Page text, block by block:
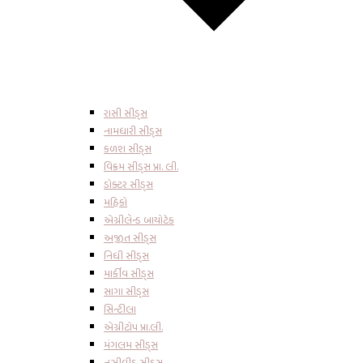
રાસી સીડ્સ
નામધારી સીડ્સ
કળશ સીડ્સ
વિક્રમ સીડ્સ પ્રા. લી.
ડોક્ટર સીડ્સ
મહિકો
એગ્રીલેન્ડ બાયોટેક
અજીત સીડ્સ
નિધી સીડ્સ
માર્કીવ સીડ્સ
સાગા સીડ્સ
સિન્ટીલા
એગ્રીટોપ પ્રા.લી.
મંગલમ સીડ્સ